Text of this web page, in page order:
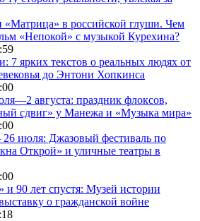
«Матрица» в российской глуши. Чем
«Непокой» с музыкой Курехина?
7 ярких текстов о реальных людях от
до Энтони Хопкинса
августа: праздник флоксов,
сдвиг» у Манежа и «Музыка мира»
июля: Джазовый фестиваль по
Открой» и уличные театры в
и 90 лет спустя: Музей истории
о гражданской войне